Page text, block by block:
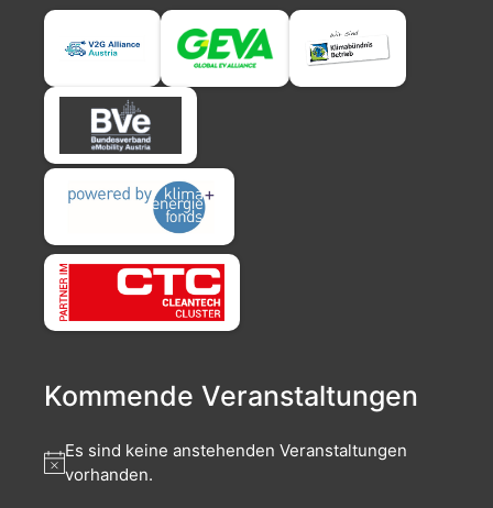
Kommende Veranstaltungen
Es sind keine anstehenden Veranstaltungen
vorhanden.